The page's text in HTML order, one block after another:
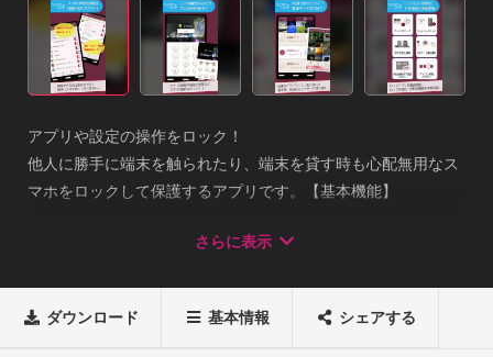
アプリや設定の操作をロック！
他人に勝手に端末を触られたり、端末を貸す時も心配無用なス
マホをロックして保護するアプリです。【基本機能】
■インストール/アンインストールロック
■指定したアプリの起動ロック
さらに表示
ダウンロード 基本情報 シェアする